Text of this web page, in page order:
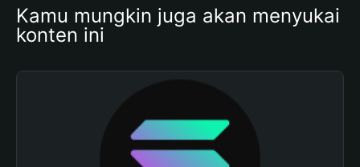
Kamu mungkin juga akan menyukai
konten ini